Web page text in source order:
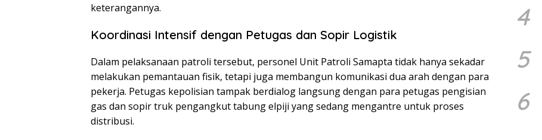
keterangannya.
Koordinasi Intensif dengan Petugas dan Sopir Logistik
Dalam pelaksanaan patroli tersebut, personel Unit Patroli Samapta tidak hanya sekadar
melakukan pemantauan fisik, tetapi juga membangun komunikasi dua arah dengan para
pekerja. Petugas kepolisian tampak berdialog langsung dengan para petugas pengisian
gas dan sopir truk pengangkut tabung elpiji yang sedang mengantre untuk proses
distribusi.
4
5
6